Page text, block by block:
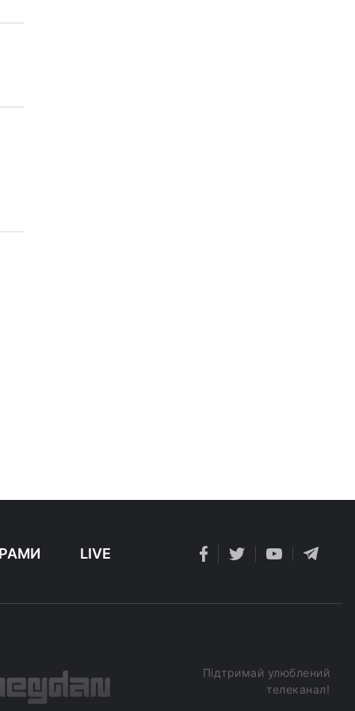
LIVE
Підтримай улюблений
телеканал!